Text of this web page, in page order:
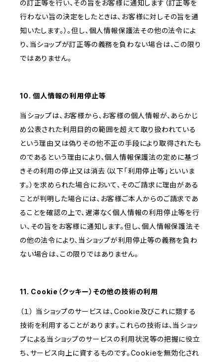
の訂正等を行い、その旨をお客様に通知します（訂正等を
行わない旨の決定をしたときは、お客様に対しその旨を通
知いたします。）。但し、個人情報保護法その他の法令によ
り、当ショップが訂正等の義務を負わない場合は、この限り
ではありません。
10. 個人情報の利用停止等
当ショップは、お客様から、お客様の個人情報が、あらかじ
め公表された利用目的の範囲を超えて取り扱われている
という理由又は偽りその他不正の手段により取得されたも
のであるという理由により、個人情報保護法の定めに基づ
きその利用の停止又は消去（以下「利用停止等」といいま
す。）を求められた場合において、そのご請求に理由がある
ことが判明した場合には、お客様ご本人からのご請求であ
ることを確認の上で、遅滞なく個人情報の利用停止等を行
い、その旨をお客様に通知します。但し、個人情報保護法そ
の他の法令により、当ショップが利用停止等の義務を負わ
ない場合は、この限りではありません。
11. Cookie（クッキー）その他の技術の利用
（１） 当ショップのサービスは、Cookie及びこれに類する
技術を利用することがあります。これらの技術は、当ショッ
プによる当ショップのサービスの利用状況等の把握に役立
ち、サービス向上に資するものです。Cookieを無効化され